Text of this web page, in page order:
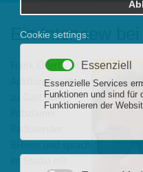
Ein Interview
Frank Ehlert von
Auktionspunkt war
zu Gast beim